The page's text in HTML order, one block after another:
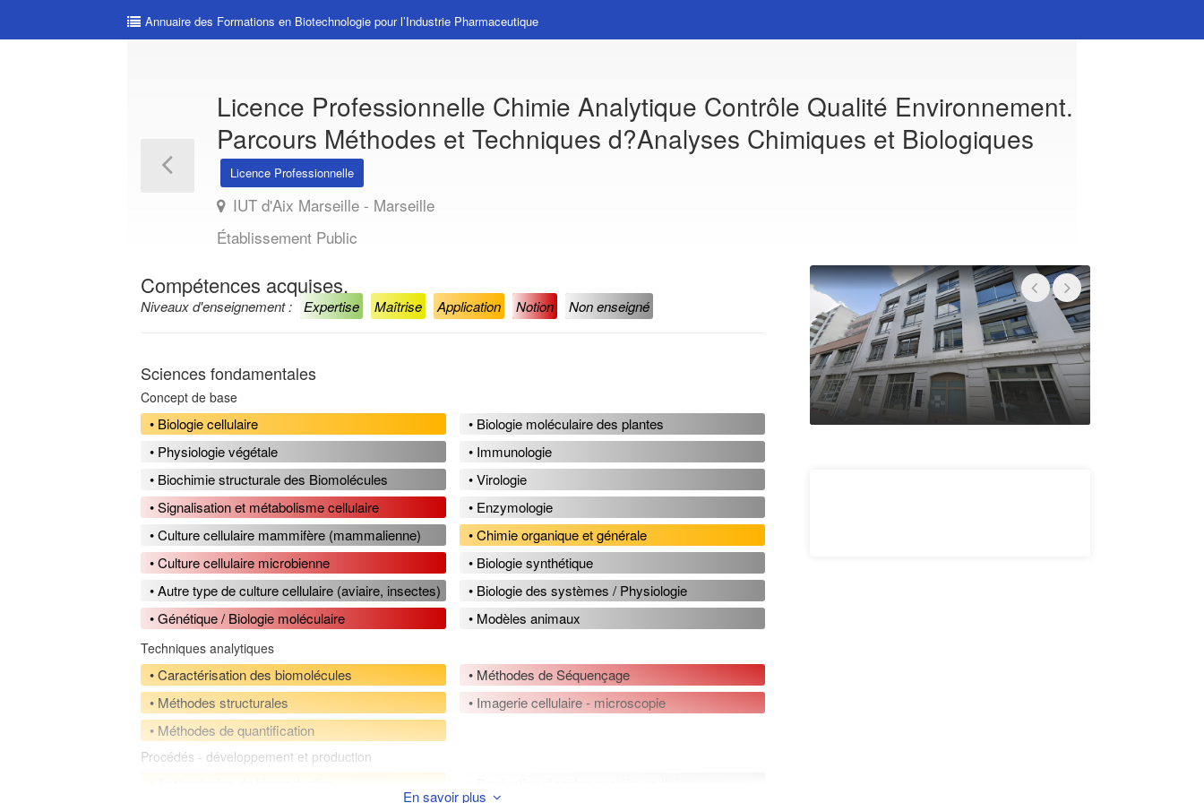
Annuaire des Formations en Biotechnologie pour l’Industrie Pharmaceutique
Licence Professionnelle Chimie Analytique Contrôle Qualité Environnement.
Parcours Méthodes et Techniques d?Analyses Chimiques et Biologiques
Licence Professionnelle
IUT d'Aix Marseille - Marseille
Établissement Public
Compétences acquises.
Niveaux d'enseignement : Expertise Maîtrise Application Notion Non enseigné
Sciences fondamentales
Concept de base
• Biologie cellulaire
• Physiologie végétale
• Biochimie structurale des Biomolécules
• Signalisation et métabolisme cellulaire
• Culture cellulaire mammifère (mammalienne)
• Culture cellulaire microbienne
• Autre type de culture cellulaire (aviaire, insectes)
• Génétique / Biologie moléculaire
• Biologie moléculaire des plantes
• Immunologie
• Virologie
• Enzymologie
• Chimie organique et générale
• Biologie synthétique
• Biologie des systèmes / Physiologie
• Modèles animaux
Techniques analytiques
• Caractérisation des biomolécules
• Méthodes structurales
• Méthodes de quantification
• Méthodes de Séquençage
• Imagerie cellulaire - microscopie
Procédés - développement et production
En savoir plus